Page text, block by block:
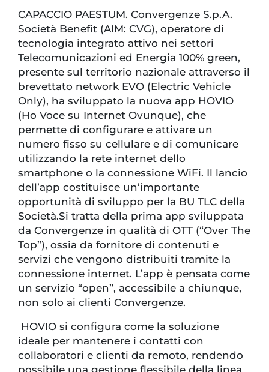
CAPACCIO PAESTUM. Convergenze S.p.A.
Società Benefit (AIM: CVG), operatore di
tecnologia integrato attivo nei settori
Telecomunicazioni ed Energia 100% green,
presente sul territorio nazionale attraverso il
brevettato network EVO (Electric Vehicle
Only), ha sviluppato la nuova app HOVIO
(Ho Voce su Internet Ovunque), che
permette di configurare e attivare un
numero fisso su cellulare e di comunicare
utilizzando la rete internet dello
smartphone o la connessione WiFi. Il lancio
dell’app costituisce un’importante
opportunità di sviluppo per la BU TLC della
Società.Si tratta della prima app sviluppata
da Convergenze in qualità di OTT (“Over The
Top”), ossia da fornitore di contenuti e
servizi che vengono distribuiti tramite la
connessione internet. L’app è pensata come
un servizio “open”, accessibile a chiunque,
non solo ai clienti Convergenze.
HOVIO si configura come la soluzione
ideale per mantenere i contatti con
collaboratori e clienti da remoto, rendendo
possibile una gestione flessibile della linea